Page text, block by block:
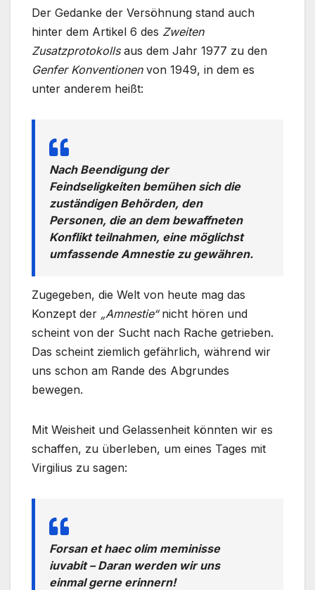
Der Gedanke der Versöhnung stand auch
hinter dem Artikel 6 des Zweiten
Zusatzprotokollsaus dem Jahr 1977 zu den
Genfer Konventionenvon 1949, in dem es
unter anderem heißt:
Nach Beendigung der
Feindseligkeiten bemühen sich die
zuständigen Behörden, den
Personen, die an dem bewaffneten
Konflikt teilnahmen, eine möglichst
umfassende Amnestie zu gewähren.
Zugegeben, die Welt von heute mag das
Konzept der „Amnestie“nicht hören und
scheint von der Sucht nach Rache getrieben.
Das scheint ziemlich gefährlich, während wir
uns schon am Rande des Abgrundes
bewegen.
Mit Weisheit und Gelassenheit könnten wir es
schaffen, zu überleben, um eines Tages mit
Virgilius zu sagen:
Forsan et haec olim meminisse
iuvabit – Daran werden wir uns
einmal gerne erinnern!